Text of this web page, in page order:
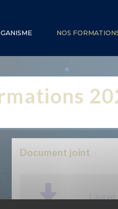
NOS
Document joint